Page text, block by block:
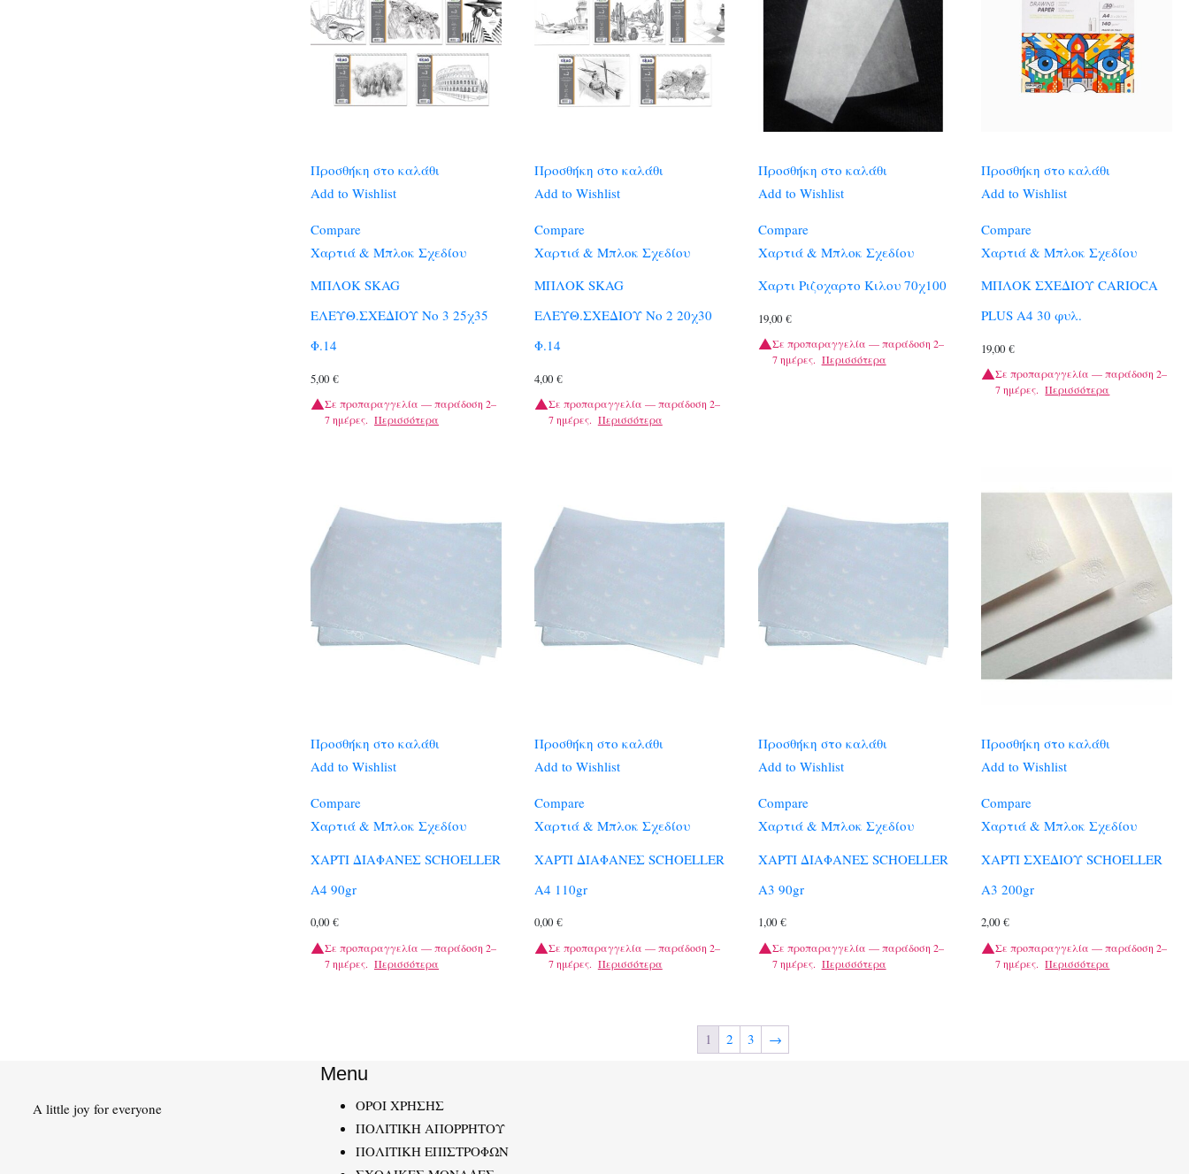
Προσθήκη στο καλάθι
Add to Wishlist
Compare
Χαρτιά & Μπλοκ Σχεδίου
ΜΠΛΟΚ SKAG
ΕΛΕΥΘ.ΣΧΕΔΙΟΥ Νο 3 25χ35
Φ.14
5,00 €
Σε προπαραγγελία — παράδοση 2–
7 ημέρες. Περισσότερα
Προσθήκη στο καλάθι
Add to Wishlist
Compare
Χαρτιά & Μπλοκ Σχεδίου
ΜΠΛΟΚ SKAG
ΕΛΕΥΘ.ΣΧΕΔΙΟΥ Νο 2 20χ30
Φ.14
4,00 €
Σε προπαραγγελία — παράδοση 2–
7 ημέρες. Περισσότερα
Προσθήκη στο καλάθι
Add to Wishlist
Compare
Χαρτιά & Μπλοκ Σχεδίου
Χαρτι Ριζοχαρτο Κιλου 70χ100
19,00 €
Σε προπαραγγελία — παράδοση 2–
7 ημέρες. Περισσότερα
Προσθήκη στο καλάθι
Add to Wishlist
Compare
Χαρτιά & Μπλοκ Σχεδίου
ΜΠΛΟΚ ΣΧΕΔΙΟΥ CARIOCA
PLUS Α4 30 φυλ.
19,00€
Σε προπαραγγελία — παράδοση 2–
7 ημέρες. Περισσότερα
Προσθήκη στο καλάθι
Add to Wishlist
Compare
Χαρτιά & Μπλοκ Σχεδίου
ΧΑΡΤΙ ΔΙΑΦΑΝΕΣ SCHOELLER
Α4 90gr
0,00 €
Σε προπαραγγελία — παράδοση 2–
7 ημέρες. Περισσότερα
Προσθήκη στο καλάθι
Add to Wishlist
Compare
Χαρτιά & Μπλοκ Σχεδίου
ΧΑΡΤΙ ΔΙΑΦΑΝΕΣ SCHOELLER
Α4 110gr
0,00 €
Σε προπαραγγελία — παράδοση 2–
7 ημέρες. Περισσότερα
Προσθήκη στο καλάθι
Add to Wishlist
Compare
Χαρτιά & Μπλοκ Σχεδίου
ΧΑΡΤΙ ΔΙΑΦΑΝΕΣ SCHOELLER
Α3 90gr
1,00 €
Σε προπαραγγελία — παράδοση 2–
7 ημέρες. Περισσότερα
Προσθήκη στο καλάθι
Add to Wishlist
Compare
Χαρτιά & Μπλοκ Σχεδίου
ΧΑΡΤΙ ΣΧΕΔΙΟΥ SCHOELLER
Α3 200gr
2,00€
Σε προπαραγγελία — παράδοση 2–
7 ημέρες. Περισσότερα
1 2 3 →
A little joy for everyone
Menu
ΟΡΟΙ ΧΡΗΣΗΣ
ΠΟΛΙΤΙΚΗ ΑΠΟΡΡΗΤΟΥ
ΠΟΛΙΤΙΚΗ ΕΠΙΣΤΡΟΦΩΝ